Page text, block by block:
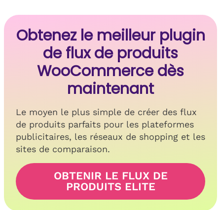
Obtenez le meilleur plugin
de flux de produits
WooCommerce dès
maintenant
Le moyen le plus simple de créer des flux
de produits parfaits pour les plateformes
publicitaires, les réseaux de shopping et les
sites de comparaison.
OBTENIR LE FLUX DE
PRODUITS ELITE